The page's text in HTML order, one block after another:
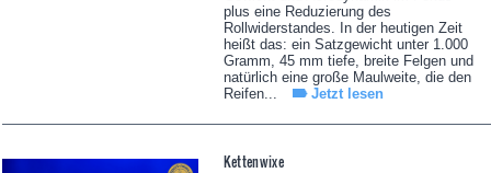
plus eine Reduzierung des
Rollwiderstandes. In der heutigen Zeit
heißt das: ein Satzgewicht unter 1.000
Gramm, 45 mm tiefe, breite Felgen und
natürlich eine große Maulweite, die den
Reifen...
Jetzt lesen
Kettenwixe